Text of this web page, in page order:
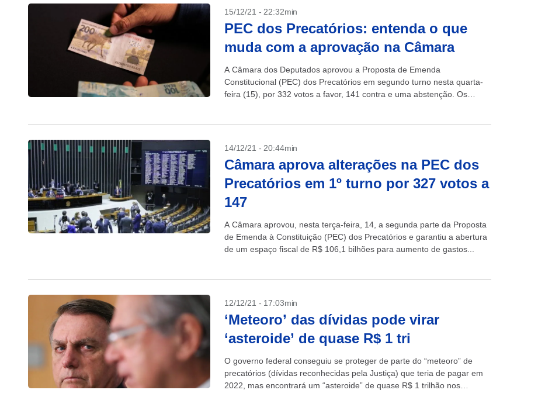
15/12/21 - 22:32min
PEC dos Precatórios: entenda o que
muda com a aprovação na Câmara
A Câmara dos Deputados aprovou a Proposta de Emenda
Constitucional (PEC) dos Precatórios em segundo turno nesta quarta-
feira (15), por 332 votos a favor, 141 contra e uma abstenção. Os
14/12/21 - 20:44min
Câmara aprova alterações na PEC dos
Precatórios em 1º turno por 327 votos a
147
A Câmara aprovou, nesta terça-feira, 14, a segunda parte da Proposta
de Emenda à Constituição (PEC) dos Precatórios e garantiu a abertura
de um espaço fiscal de R$ 106,1 bilhões para aumento de gastos...
12/12/21 - 17:03min
‘Meteoro’ das dívidas pode virar
‘asteroide’ de quase R$ 1 tri
O governo federal conseguiu se proteger de parte do “meteoro” de
precatórios (dívidas reconhecidas pela Justiça) que teria de pagar em
2022, mas encontrará um “asteroide” de quase R$ 1 trilhão nos